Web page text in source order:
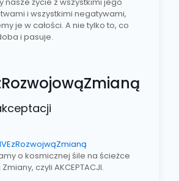
i wszystkimi negatywami,
je w całości. A nie tylko to, co
i pasuje.
o kosmicznej śile na ścieżce
czyli AKCEPTACJI.